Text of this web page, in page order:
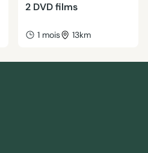
2 DVD films
1 mois 13km